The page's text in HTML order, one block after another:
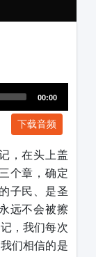
00:00
下载音频
，在头上盖
个章，确定
子民、是圣
远不会被擦
，我们每次
们相信的是